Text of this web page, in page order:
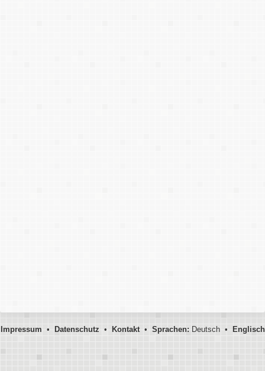
Impressum • Datenschutz • Kontakt• Sprachen:Deutsch • Englisch